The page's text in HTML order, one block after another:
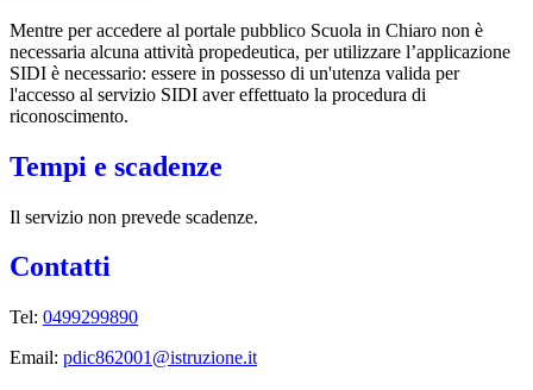
Mentre per accedere al portale pubblico Scuola in Chiaro non è
necessaria alcuna attività propedeutica, per utilizzare l’applicazione
SIDI è necessario: essere in possesso di un'utenza valida per
l'accesso al servizio SIDI aver effettuato la procedura di
riconoscimento.
Tempi e scadenze
Il servizio non prevede scadenze.
Contatti
Tel: 0499299890
Email: pdic862001@istruzione.it